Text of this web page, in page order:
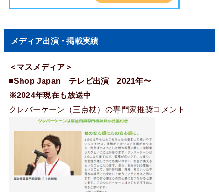
メディア出演・掲載実績
＜マスメディア＞
■Shop Japan テレビ出演 2021年〜
※2024年現在も放送中
クレバーケーン（三点杖）の専門家推奨コメント